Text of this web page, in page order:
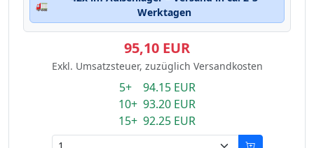
🚛
Werktagen
95,10 EUR
Exkl. Umsatzsteuer, zuzüglich Versandkosten
5+ 94.15 EUR
10+ 93.20 EUR
15+ 92.25 EUR